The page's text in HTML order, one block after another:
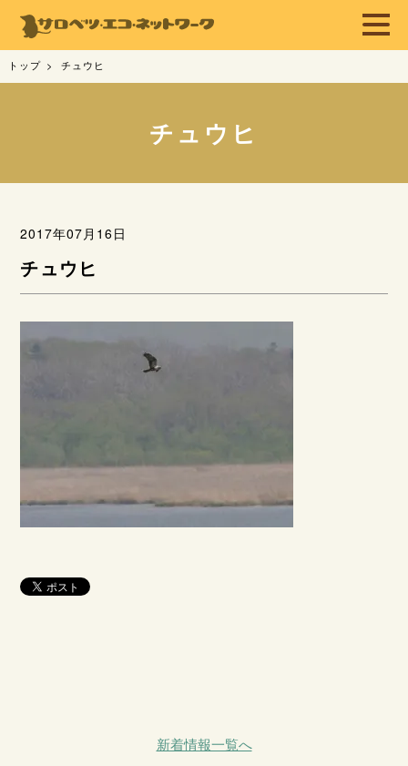
トップ チュウヒ
チュウヒ
2017年07月16日
チュウヒ
新着情報一覧へ